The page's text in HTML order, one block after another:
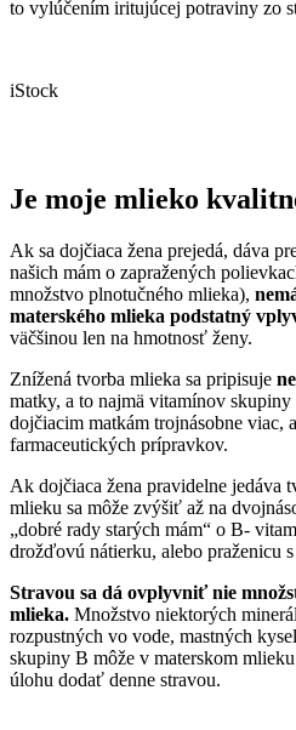
to vylúčením iritujúcej potraviny zo
iStock
Je moje mlieko
Ak sa dojčiaca žena prejedá, dáva
našich mám o zapražených
množstvo plnotučného mlieka),
materského mlieka podstatný
väčšinou len na hmotnosť ženy.
Znížená tvorba mlieka sa pripisuje
matky, a to najmä vitamínov
dojčiacim matkám trojnásobne viac,
farmaceutických prípravkov.
Ak dojčiaca žena pravidelne jedáva
mlieku sa môže zvýšiť až na
„dobré rady starých mám“ o B-
drožďovú nátierku, alebo praženicu
Stravou sa dá ovplyvniť nie
mlieka. Množstvo niektorých
rozpustných vo vode, mastných
skupiny B môže v materskom
úlohu dodať denne stravou.